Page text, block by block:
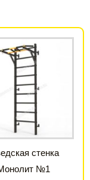
стенка
№1